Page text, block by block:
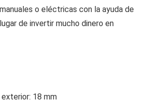
o eléctricas con la ayuda de
de invertir mucho dinero en
18 mm